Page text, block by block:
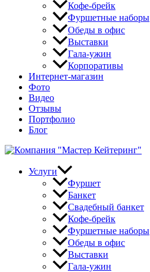
Кофе-брейк
Фуршетные наборы
Обеды в офис
Выставки
Гала-ужин
Корпоративы
Интернет-магазин
Фото
Видео
Отзывы
Портфолио
Блог
Услуги
Фуршет
Банкет
Свадебный банкет
Кофе-брейк
Фуршетные наборы
Обеды в офис
Выставки
Гала-ужин